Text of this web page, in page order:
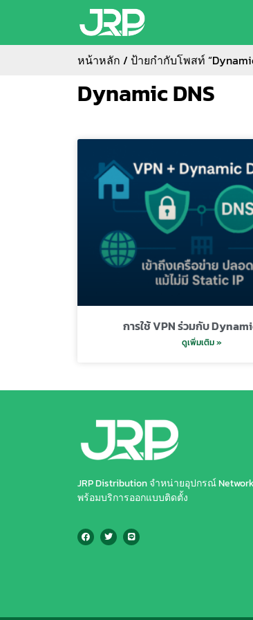
หน้าหลัก / ป้ายกำกับโพสท์
Dynamic DNS
การใช้ VPN ร่วมกับ
ดูเพิ่มเติม »
JRP Distribution จำหน่ายอุปกรณ์ Network
พร้อมบริการออกแบบติดตั้ง